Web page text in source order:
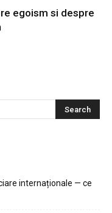
egoism si despre
internaționale — ce